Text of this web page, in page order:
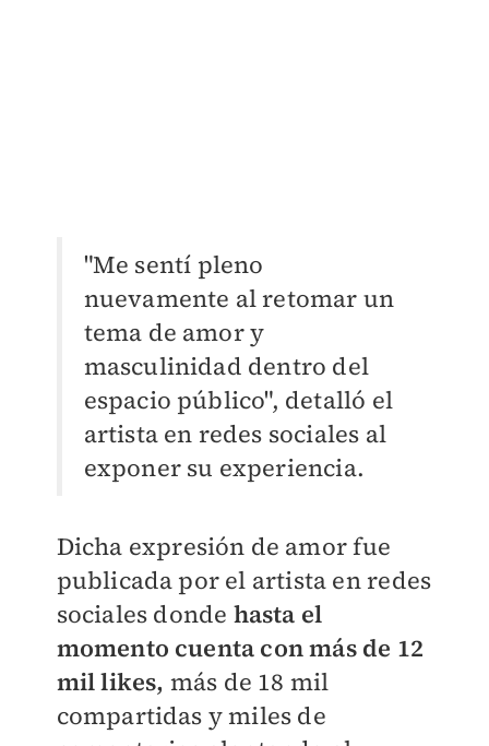
"Me sentí pleno
nuevamente al retomar un
tema de amor y
masculinidad dentro del
espacio público", detalló el
artista en redes sociales al
exponer su experiencia.
Dicha expresión de amor fue
publicada por el artista en redes
sociales donde hasta el
momento cuenta con más de 12
mil likes, más de 18 mil
compartidas y miles de